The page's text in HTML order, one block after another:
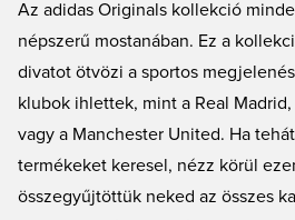
Az adidas Originals kollekció
népszerű mostanában. Ez a
divatot ötvözi a sportos
klubok ihlettek, mint a Real
vagy a Manchester United. Ha
termékeket keresel, nézz körül
összegyűjtöttük neked az összes